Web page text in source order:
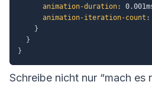
animation-duration:
animation-iteration-count :
}
}
}
Schreibe nicht nur “mach es